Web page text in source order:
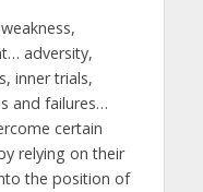
adversity,
inner trials,
and failures…
certain
relying on their
the position of